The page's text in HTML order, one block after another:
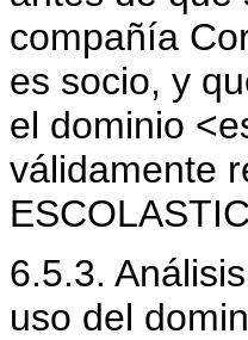
compañía
es socio, y
el dominio
válidamente
6.5.3.
uso del